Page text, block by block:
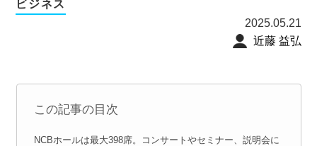
ビジネス
2025.05.21
近藤 益弘
この記事の目次
NCBホールは最大398席。コンサートやセミナー、説明会に